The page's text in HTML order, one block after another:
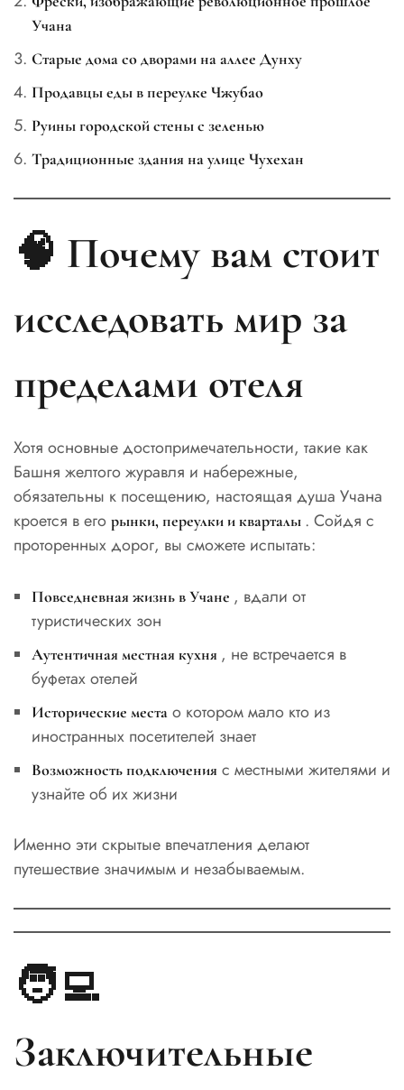
Учана
Старые дома со дворами на аллее Дунху
Продавцы еды в переулке Чжубао
Руины городской стены с зеленью
Традиционные здания на улице Чухехан
🧠 Почему вам стоит
исследовать мир за
пределами отеля
Хотя основные достопримечательности, такие как
Башня желтого журавля и набережные,
обязательны к посещению, настоящая душа Учана
кроется в его рынки, переулки и кварталы . Сойдя с
проторенных дорог, вы сможете испытать:
Повседневная жизнь в Учане , вдали от
туристических зон
Аутентичная местная кухня , не встречается в
буфетах отелей
Исторические местао котором мало кто из
иностранных посетителей знает
Возможность подключения с местными жителями и
узнайте об их жизни
Именно эти скрытые впечатления делают
путешествие значимым и незабываемым.
🧑‍💻
Заключительные